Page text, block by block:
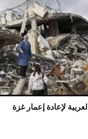
لإعادة إعمار غزة